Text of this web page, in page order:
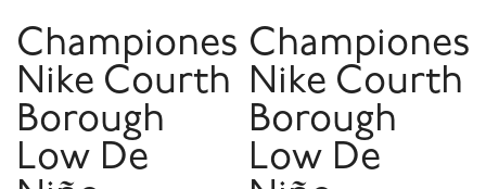
Championes
Nike Courth
Borough
Low De
Championes
Nike Courth
Borough
Low De